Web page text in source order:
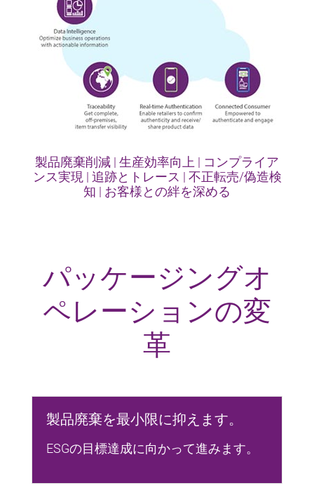
製品廃棄削減 | 生産効率向上 | コンプライア
ンス実現 | 追跡とトレース | 不正転売/偽造検
知 | お客様との絆を深める
パッケージングオ
ペレーションの変
革
製品廃棄を最小限に抑えます。
ESGの目標達成に向かって進みます。